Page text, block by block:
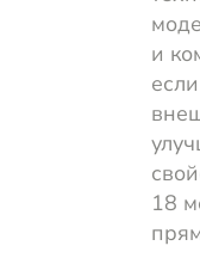
и
18